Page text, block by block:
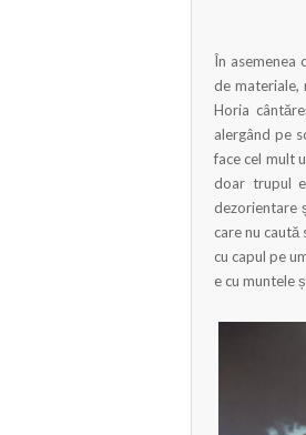
În asemenea
de materiale,
Horia
alergând pe
face cel mult
doar trupul
dezorientare
care nu caută
cu capul pe
e cu muntele